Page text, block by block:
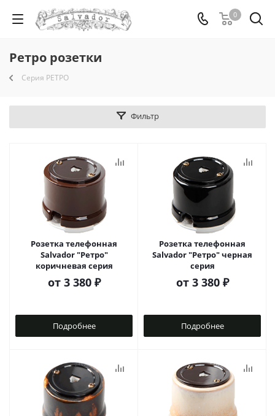
0
Ретро розетки
Серия РЕТРО
Фильтр
Розетка телефонная
Salvador "Ретро"
коричневая серия
от 3 380 ₽
Подробнее
Розетка телефонная
Salvador "Ретро" черная
серия
от 3 380 ₽
Подробнее